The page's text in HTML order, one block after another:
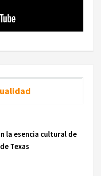
la esencia cultural de
Texas